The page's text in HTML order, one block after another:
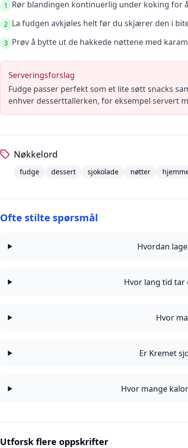
1 Rør blandingen kontinuerlig under koking for
2 La fudgen avkjøles helt før du skjærer den i
3 Prøv å bytte ut de hakkede nøttene med
Serveringsforslag
Fudge passer perfekt som et lite søtt snacks
enhver desserttallerken, for eksempel servert
Nøkkelord
fudge dessert sjokolade nøtter
Ofte stilte spørsmål
Hvordan
Hvor lang tid tar
Hvor
Er Kremet
Hvor mange
Utforsk flere oppskrifter